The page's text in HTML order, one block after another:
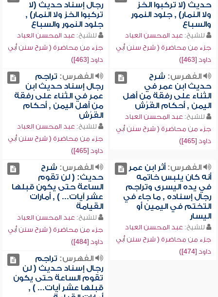
حديث (لا تركبوا الخز
ولا النمار) , جلود النمور
والسباع
للشيخ: عبد المحسن العباد
جزء من محاضرة ( شرح سنن أبي
داود [463])
رجال إسناد حديث (لا
تركبوا الخز ولا النمار) ,
جلود النمور والسباع
للشيخ: عبد المحسن العباد
جزء من محاضرة ( شرح سنن أبي
داود [463])
الفهرس: شرح
حديث ابن عمر في
الثناء على رفقة من أهل
اليمن , أحكام الفُرُش
للشيخ: عبد المحسن العباد
جزء من محاضرة ( شرح سنن أبي
داود [465])
الفهرس: تراجم
رجال إسناد حديث ابن
عمر في الثناء على رفقة
من أهل اليمن , أحكام
الفُرُش
للشيخ: عبد المحسن العباد
جزء من محاضرة ( شرح سنن أبي
داود [465])
الفهرس:أثر ابن عمر
أنه كان يلبس خاتمه
في يده اليسرى وتراجم
رجال إسناده , ما جاء في
التختم في اليمين أو
اليسار
للشيخ: عبد المحسن العباد
جزء من محاضرة ( شرح سنن أبي
داود [474])
الفهرس: شرح
حديث: ( لن تقوم
الساعة حتى يكون قبلها
عشر آيات... ) , أمارات
القيامة
للشيخ: عبد المحسن العباد
جزء من محاضرة ( شرح سنن أبي
داود [484])
الفهرس: تراجم
رجال إسناد حديث ( لن
تقوم الساعة حتى يكون
قبلها عشر آيات... ) ,